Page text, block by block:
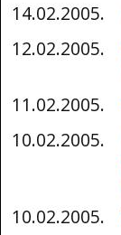
14.02.2005.
12.02.2005.
11.02.2005.
10.02.2005.
10.02.2005.